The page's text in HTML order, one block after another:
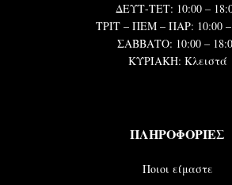
ΔΕΥΤ-ΤΕΤ: 10:00 –
ΤΡΙΤ – ΠΕΜ – ΠΑΡ: 10:00 –
ΣΑΒΒΑΤΟ: 10:00 –
ΚΥΡΙΑΚΗ: Κλειστά
ΠΛΗΡΟΦΟΡΙΕΣ
Ποιοι είμαστε